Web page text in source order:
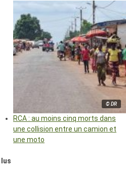
© DR
RCA : au moins cinq morts dans
une collision entre un camion et
une moto
lus